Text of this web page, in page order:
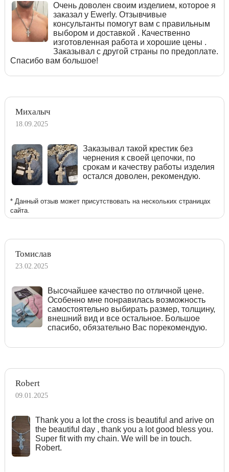
Очень доволен своим изделием, которое я
заказал у Ewerly. Отзывчивые
консультанты помогут вам с правильным
выбором и доставкой . Качественно
изготовленная работа и хорошие цены .
Заказывал с другой страны по предоплате.
Спасибо вам большое!
Михалыч
18.09.2025
Заказывал такой крестик без
чернения к своей цепочки, по
срокам и качеству работы изделия
остался доволен, рекомендую.
* Данный отзыв может присутствовать на нескольких страницах
сайта.
Томислав
23.02.2025
Высочайшее качество по отличной цене.
Особенно мне понравилась возможность
самостоятельно выбирать размер, толщину,
внешний вид и все остальное. Большое
спасибо, обязательно Вас порекомендую.
Robert
09.01.2025
Тhank you a lot the cross is beautiful and arive on
the beautiful day , thank you a lot good bless you.
Super fit with my chain. We will be in touch.
Robert.